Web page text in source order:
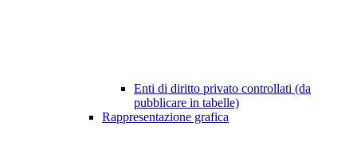
Enti di diritto privato controllati (da
pubblicare in tabelle)
Rappresentazione grafica